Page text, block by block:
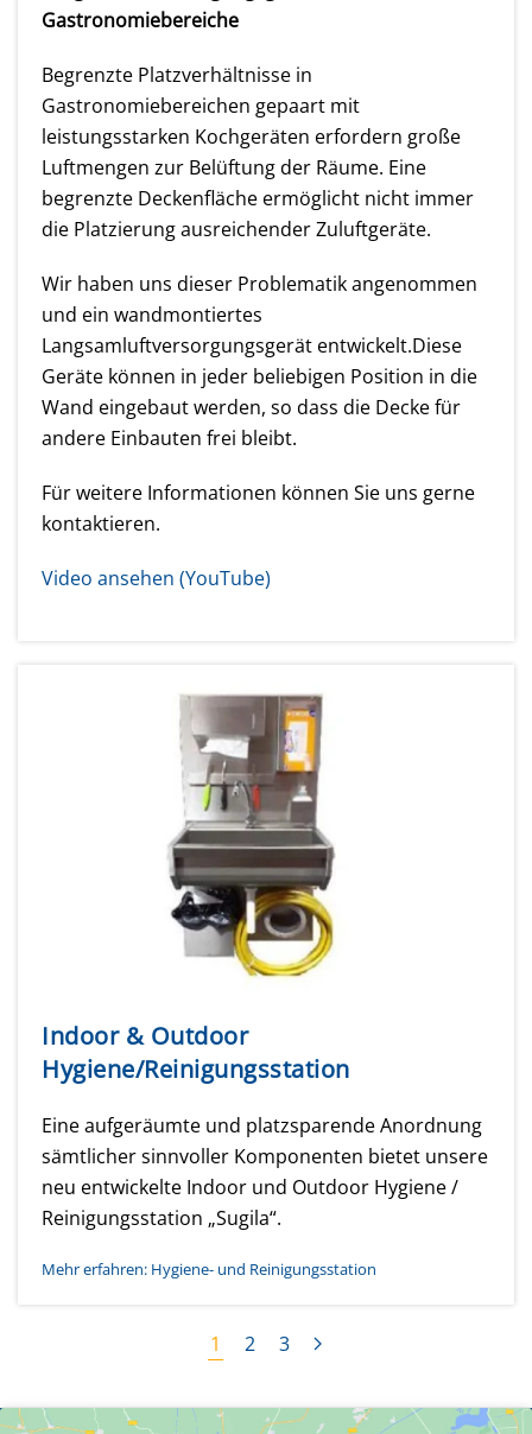
Gastronomiebereiche
Begrenzte Platzverhältnisse in
Gastronomiebereichen gepaart mit
leistungsstarken Kochgeräten erfordern große
Luftmengen zur Belüftung der Räume. Eine
begrenzte Deckenfläche ermöglicht nicht immer
die Platzierung ausreichender Zuluftgeräte.
Wir haben uns dieser Problematik angenommen
und ein wandmontiertes
Langsamluftversorgungsgerät entwickelt.Diese
Geräte können in jeder beliebigen Position in die
Wand eingebaut werden, so dass die Decke für
andere Einbauten frei bleibt.
Für weitere Informationen können Sie uns gerne
kontaktieren.
Video ansehen (YouTube)
Indoor & Outdoor
Hygiene/Reinigungsstation
Eine aufgeräumte und platzsparende Anordnung
sämtlicher sinnvoller Komponenten bietet unsere
neu entwickelte Indoor und Outdoor Hygiene /
Reinigungsstation „Sugila“.
Mehr erfahren: Hygiene- und Reinigungsstation
1 2 3